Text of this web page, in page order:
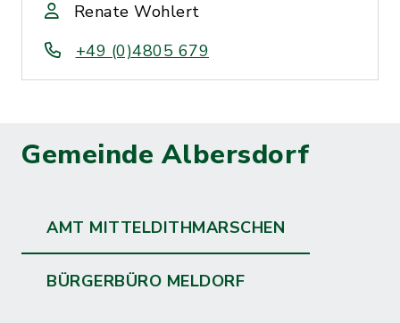
Renate Wohlert
+49 (0)4805 679
Gemeinde Albersdorf
AMT MITTELDITHMARSCHEN
BÜRGERBÜRO MELDORF